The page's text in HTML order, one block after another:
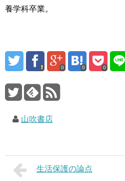
養学科卒業。
0 0 0
山吹書店
生活保護の論点